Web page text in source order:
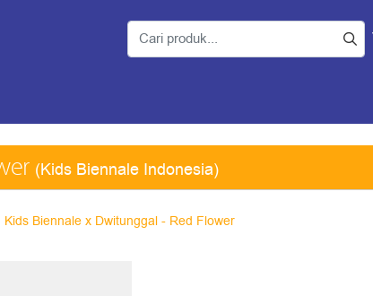
(Kids Biennale Indonesia)
Kids Biennale x Dwitunggal - Red Flower